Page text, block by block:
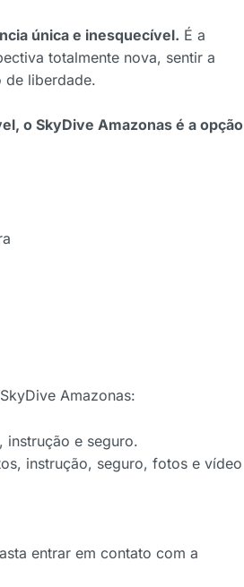
única e inesquecível. É a
totalmente nova, sentir a
de liberdade.
o SkyDive Amazonas é a opção
Amazonas:
instrução e seguro.
instrução, seguro, fotos e vídeo
entrar em contato com a